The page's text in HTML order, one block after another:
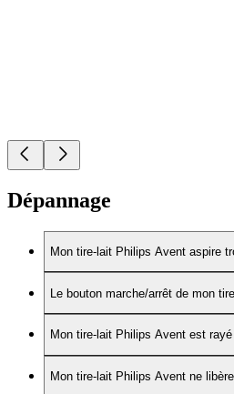
Dépannage
Mon tire-lait Philips Avent aspire
Le bouton marche/arrêt de mon
Mon tire-lait Philips Avent est
Mon tire-lait Philips Avent ne